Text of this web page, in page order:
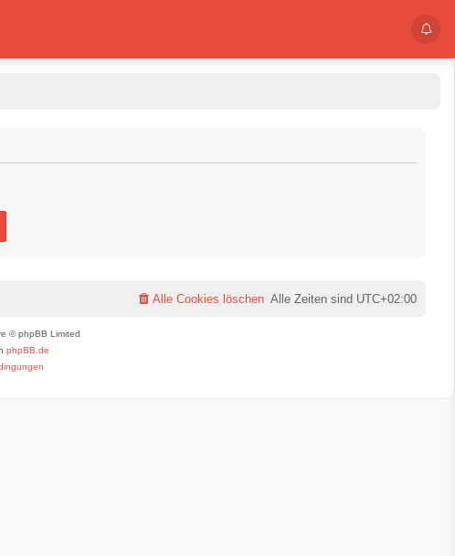
Alle Zeiten sind UTC+02:00
Alle Cookies löschen
© phpBB Limited
phpBB.de